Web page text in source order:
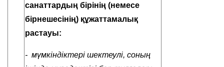
санаттардың бірінің (немесе
бірнешесінің) құжаттамалық
растауы:
- мүмкіндіктері шектеулі, соның